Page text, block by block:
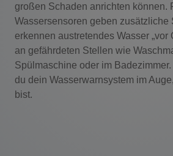
großen Schaden anrichten können.
Wassersensoren geben zusätzliche
erkennen austretendes Wasser „vor
an gefährdeten Stellen wie
Spülmaschine oder im
du dein Wasserwarnsystem im
bist.